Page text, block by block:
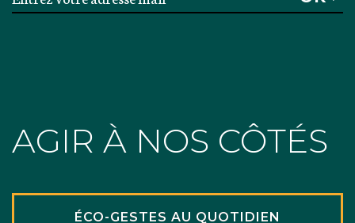
AGIR À NOS CÔTÉS
ÉCO-GESTES AU QUOTIDIEN